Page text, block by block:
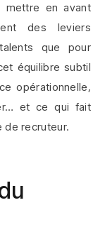
mettre en avant
des leviers
que pour
équilibre subtil
opérationnelle,
et ce qui fait
de recruteur.